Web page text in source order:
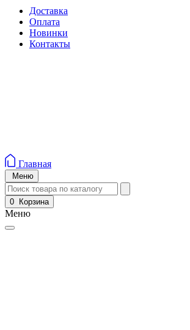
Доставка
Оплата
Новинки
Контакты
Главная
Меню
0 Корзина
Меню